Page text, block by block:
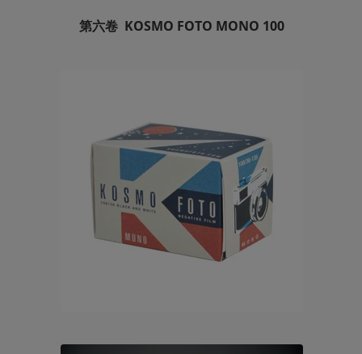
第六卷 KOSMO FOTO MONO 100